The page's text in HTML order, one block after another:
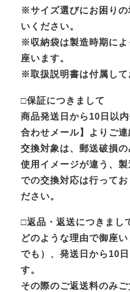
※サイズ選びにお困りの
いください。
※収納袋は製造時期に
座います。
※取扱説明書は付属して
□保証につきまして
商品発送日から10日以
合わせメール】よりご連
交換対象は、郵送破損の
使用イメージが違う、
での交換対応は行って
ださい。
□返品・返送につきまし
どのような理由で御座
でも）、発送日から10
す。
その際のご返送料のみご